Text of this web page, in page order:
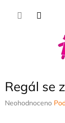
Regál se
Průměrné
Neohodnoceno